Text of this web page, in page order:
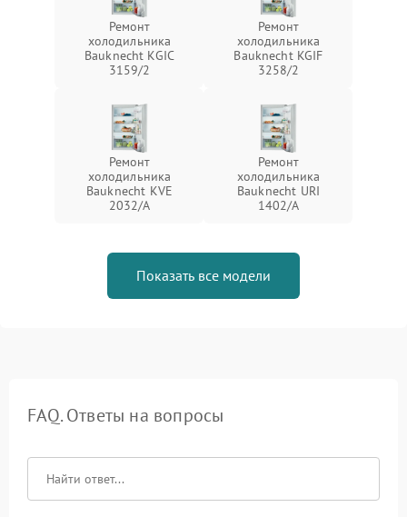
Ремонт
холодильника
Bauknecht KGIC
3159/2
Ремонт
холодильника
Bauknecht KGIF
3258/2
Ремонт
холодильника
Bauknecht KVE
2032/A
Ремонт
холодильника
Bauknecht URI
1402/A
Показать все модели
FAQ. Ответы на вопросы